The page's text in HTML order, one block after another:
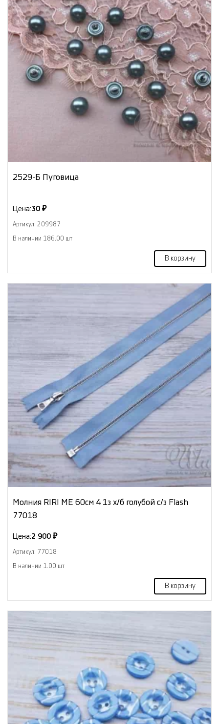
2529-Б Пуговица
Цена:30 ₽
Артикул: 209987
В наличии 186.00 шт
В корзину
Молния RIRI ME 60см 4 1з х/б голубой с/з Flash
77018
Цена:2 900 ₽
Артикул: 77018
В наличии 1.00 шт
В корзину